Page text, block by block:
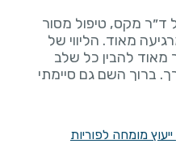
ד״ר מקס, טיפול מסור
מאוד. הליווי של
מאוד להבין כל שלב
ברוך השם גם סיימתי
ייעוץ מומחה לפוריות